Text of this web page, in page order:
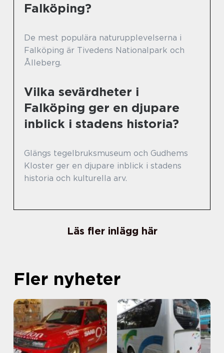
Falköping?
De mest populära naturupplevelserna i
Falköping är Tivedens Nationalpark och
Ålleberg.
Vilka sevärdheter i
Falköping ger en djupare
inblick i stadens historia?
Glängs tegelbruksmuseum och Gudhems
Kloster ger en djupare inblick i stadens
historia och kulturella arv.
Läs fler inlägg här
Fler nyheter